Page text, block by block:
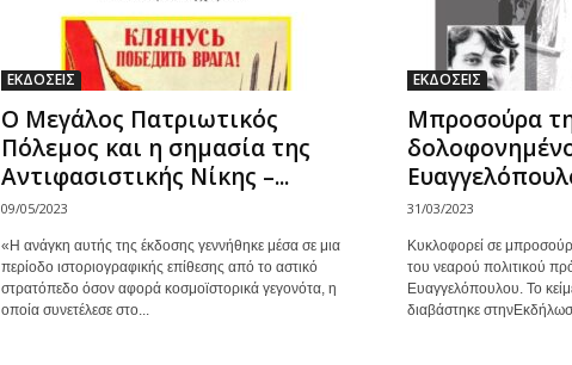
ΕΚΔΟΣΕΙΣ
Ο Μεγάλος Πατριωτικός
Πόλεμος και η σημασία της
Αντιφασιστικής Νίκης –...
09/05/2023
«Η ανάγκη αυτής της έκδοσης γεννήθηκε μέσα σε μια
περίοδο ιστοριογραφικής επίθεσης από το αστικό
στρατόπεδο όσον αφορά κοσμοϊστορικά γεγονότα, η
οποία συνετέλεσε στο...
ΕΚΔΟΣΕΙΣ
Μπροσούρα
31/03/2023
Κυκλοφορεί σε
του νεαρού πολιτικού
Ευαγγελόπουλου. Το
διαβάστηκε